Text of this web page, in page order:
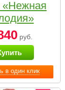
в один клик
«Нежная
руб.